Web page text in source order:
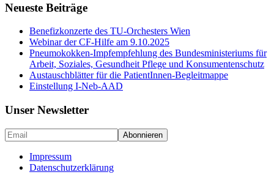
Neueste Beiträge
Benefizkonzerte des TU-Orchesters Wien
Webinar der CF-Hilfe am 9.10.2025
Pneumokokken-Impfempfehlung des Bundesministeriums für
Arbeit, Soziales, Gesundheit Pflege und Konsumentenschutz
Austauschblätter für die PatientInnen-Begleitmappe
Einstellung I-Neb-AAD
Unser Newsletter
Impressum
Datenschutzerklärung